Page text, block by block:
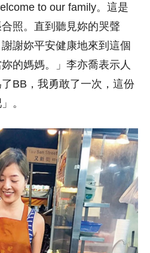
to our family。這是
照。直到聽見妳的哭聲
謝妳平安健康地來到這個
的媽媽。」李亦喬表示人
BB，我勇敢了一次，這份
。